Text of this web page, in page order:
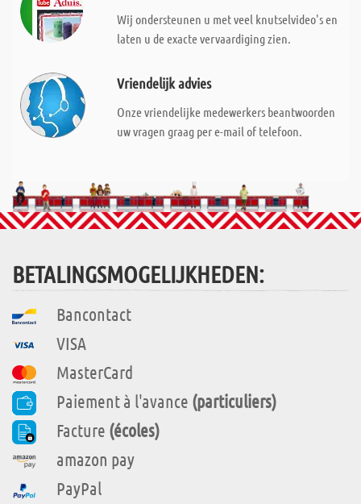
Wij ondersteunen u met veel knutselvideo's en
laten u de exacte vervaardiging zien.
Vriendelijk advies
Onze vriendelijke medewerkers beantwoorden
uw vragen graag per e-mail of telefoon.
BETALINGSMOGELIJKHEDEN:
Bancontact
VISA
MasterCard
Paiement à l'avance (particuliers)
Facture (écoles)
amazon pay
PayPal